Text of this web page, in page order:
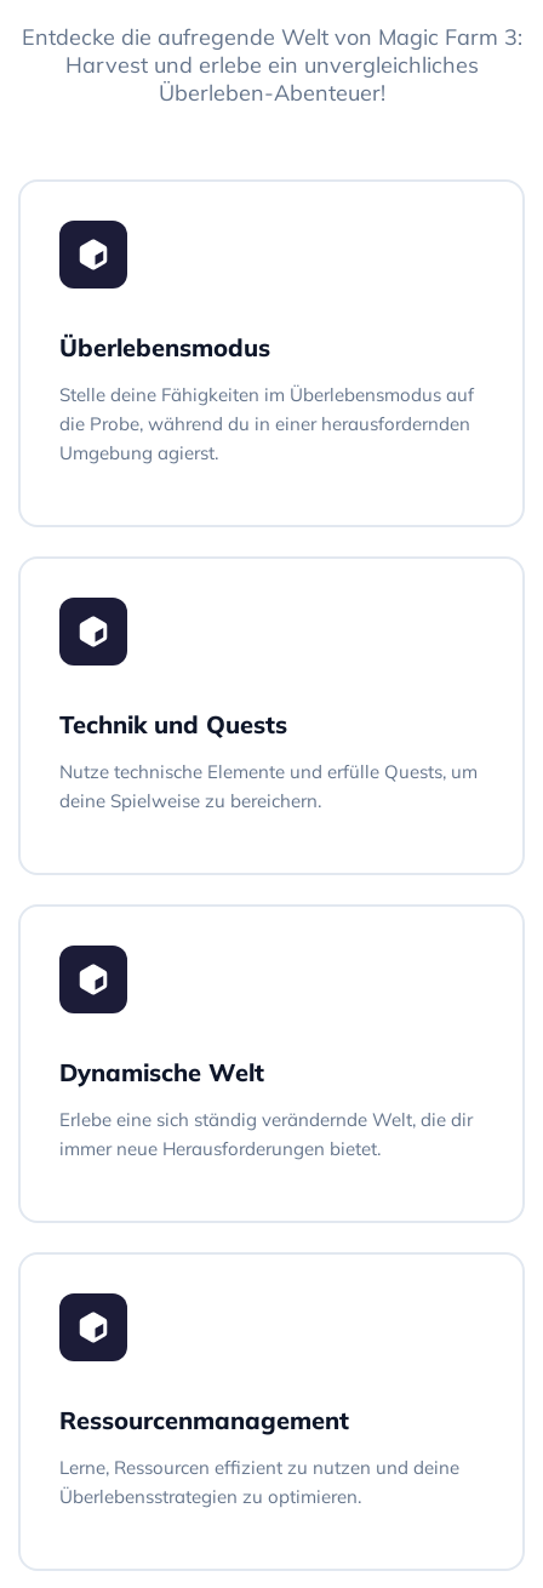
Entdecke die aufregende Welt von Magic Farm 3:
Harvest und erlebe ein unvergleichliches
Überleben-Abenteuer!
Überlebensmodus
Stelle deine Fähigkeiten im Überlebensmodus auf
die Probe, während du in einer herausfordernden
Umgebung agierst.
Technik und Quests
Nutze technische Elemente und erfülle Quests, um
deine Spielweise zu bereichern.
Dynamische Welt
Erlebe eine sich ständig verändernde Welt, die dir
immer neue Herausforderungen bietet.
Ressourcenmanagement
Lerne, Ressourcen effizient zu nutzen und deine
Überlebensstrategien zu optimieren.